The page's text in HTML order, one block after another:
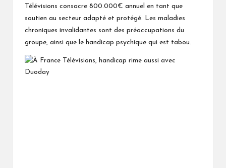
Télévisions consacre 800.000€ annuel en tant que
soutien au secteur adapté et protégé. Les maladies
chroniques invalidantes sont des préoccupations du
groupe, ainsi que le handicap psychique qui est tabou.